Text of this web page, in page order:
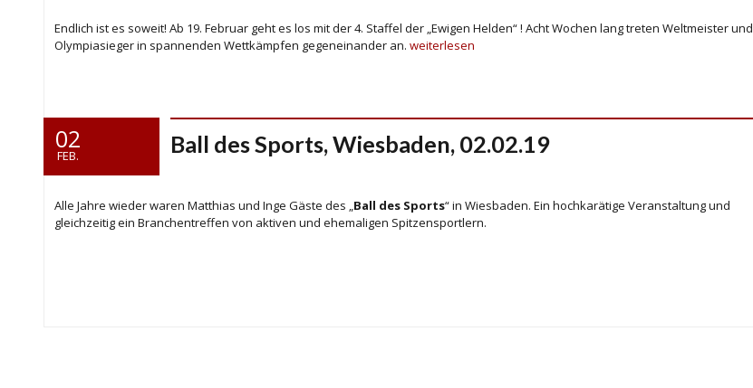
Endlich ist es soweit! Ab 19. Februar geht es los mit der 4. Staffel der „Ewigen Helden“ ! Acht Wochen lang treten Weltmeister und
Olympiasieger in spannenden Wettkämpfen gegeneinander an. weiterlesen
02
FEB. Ball des Sports, Wiesbaden, 02.02.19
Alle Jahre wieder waren Matthias und Inge Gäste des „Ball des Sports“ in Wiesbaden. Ein hochkarätige Veranstaltung und
gleichzeitig ein Branchentreffen von aktiven und ehemaligen Spitzensportlern.